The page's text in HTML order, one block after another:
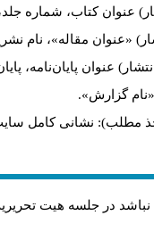
عنوان کتاب، شماره
«عنوان مقاله»، نام
عنوان پایان‌نامه،
گزارش».
اخذ مطلب): نشانی کامل
نباشد در جلسه هيت